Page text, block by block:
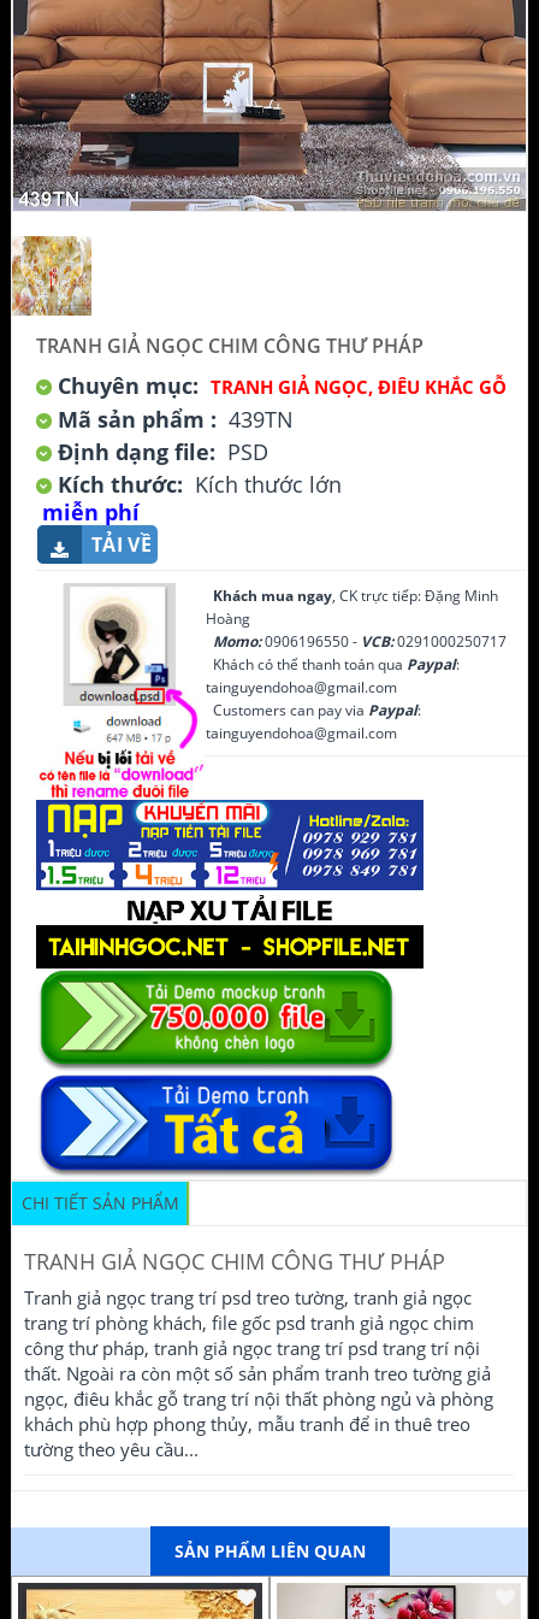
TRANH GIẢ NGỌC CHIM CÔNG THƯ PHÁP
Chuyên mục: TRANH GIẢ NGỌC, ĐIÊU KHẮC GỖ
Mã sản phẩm : 439TN
Định dạng file: PSD
Kích thước: Kích thước lớn
miễn phí
TẢI VỀ
Khách mua ngay, CK trực tiếp: Đặng Minh
Hoàng
Momo:0906196550 - VCB:0291000250717
Khách có thể thanh toán qua Paypal:
tainguyendohoa@gmail.com
Customers can pay via Paypal:
tainguyendohoa@gmail.com
CHI TIẾT SẢN PHẨM
TRANH GIẢ NGỌC CHIM CÔNG THƯ PHÁP
Tranh giả ngọc trang trí psd treo tường, tranh giả ngọc
trang trí phòng khách, file gốc psd tranh giả ngọc chim
công thư pháp, tranh giả ngọc trang trí psd trang trí nội
thất. Ngoài ra còn một số sản phẩm tranh treo tường giả
ngọc, điêu khắc gỗ trang trí nội thất phòng ngủ và phòng
khách phù hợp phong thủy, mẫu tranh để in thuê treo
tường theo yêu cầu...
SẢN PHẨM LIÊN QUAN